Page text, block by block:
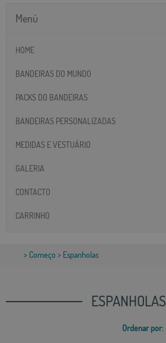
Menú
HOME
BANDEIRAS DO MUNDO
PACKS DO BANDEIRAS
BANDEIRAS PERSONALIZADAS
MEDIDAS E VESTUÁRIO
GALERIA
CONTACTO
CARRINHO
> Começo > Espanholas
ESPANHOLAS
Ordenar por: